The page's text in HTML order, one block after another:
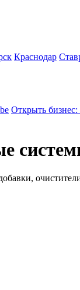
Краснодар
Открыть бизнес: